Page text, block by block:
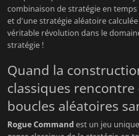
combinaison de stratégie en temps
et d'une stratégie aléatoire
véritable révolution dans le
stratégie !
Quand la
classiques rencontre
boucles aléatoires
Rogue Command est un jeu